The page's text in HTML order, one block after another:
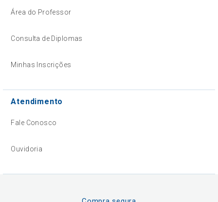
Área do Professor
Consulta de Diplomas
Minhas Inscrições
Atendimento
Fale Conosco
Ouvidoria